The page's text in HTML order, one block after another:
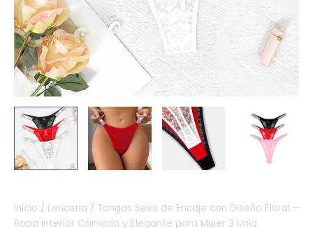
Inicio / Lenceria / Tangas Sexis de Encaje con Diseño Floral –
Ropa Interior Cómoda y Elegante para Mujer 3 Unid